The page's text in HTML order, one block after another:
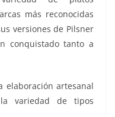
más reconocidas
versiones de Pilsner
conquistado tanto a
elaboración artesanal
variedad de tipos